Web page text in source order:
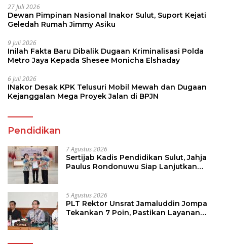
27 Juli 2026
Dewan Pimpinan Nasional Inakor Sulut, Suport Kejati
Geledah Rumah Jimmy Asiku
9 Juli 2026
Inilah Fakta Baru Dibalik Dugaan Kriminalisasi Polda
Metro Jaya Kepada Shesee Monicha Elshaday
6 Juli 2026
INakor Desak KPK Telusuri Mobil Mewah dan Dugaan
Kejanggalan Mega Proyek Jalan di BPJN
Pendidikan
7 Agustus 2026
Sertijab Kadis Pendidikan Sulut, Jahja
Paulus Rondonuwu Siap Lanjutkan
5 Agustus 2026
PLT Rektor Unsrat Jamaluddin Jompa
Tekankan 7 Poin, Pastikan Layanan